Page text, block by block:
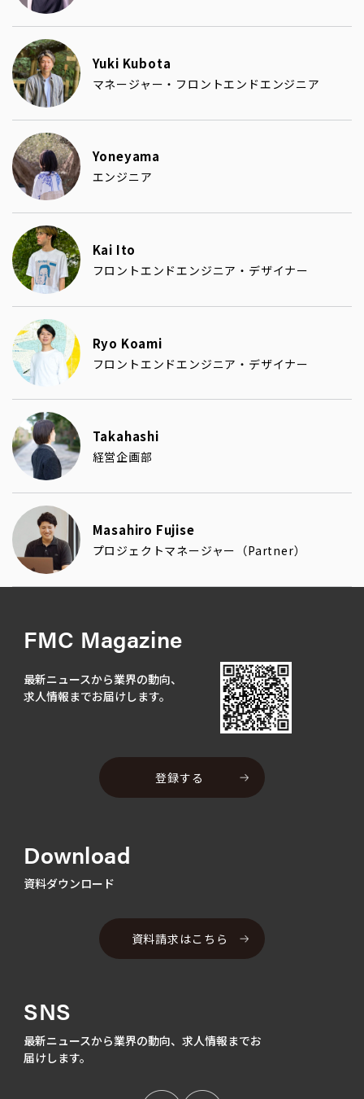
Yuki Kubota
マネージャー・フロントエンドエンジニア
Yoneyama
エンジニア
Kai Ito
フロントエンドエンジニア・デザイナー
Ryo Koami
フロントエンドエンジニア・デザイナー
Takahashi
経営企画部
Masahiro Fujise
プロジェクトマネージャー（Partner）
FMC Magazine
最新ニュースから業界の動向、
求人情報までお届けします。
登録する
Download
資料ダウンロード
資料請求はこちら
SNS
最新ニュースから業界の動向、 求人情報までお
届けします。